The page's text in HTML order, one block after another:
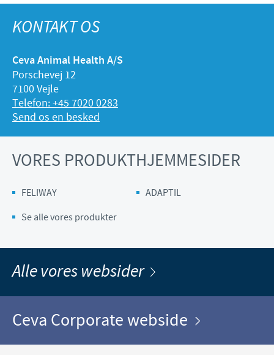
KONTAKT OS
Ceva Animal Health A/S
Porschevej 12
7100 Vejle
Telefon: +45 7020 0283
Send os en besked
VORES PRODUKTHJEMMESIDER
FELIWAY
ADAPTIL
Se alle vores produkter
Alle vores websider
Ceva Corporate webside